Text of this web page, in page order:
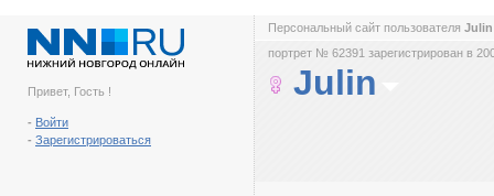
Привет, Гость !
- Войти
- Зарегистрироваться
Персональный сайт пользователя
портрет № 62391 зарегистрирован в
Julin